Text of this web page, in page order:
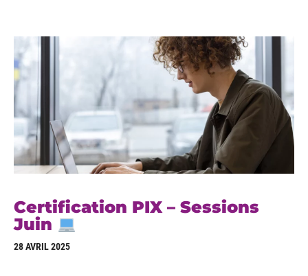
Certification PIX – Sessions
Juin
28 AVRIL 2025